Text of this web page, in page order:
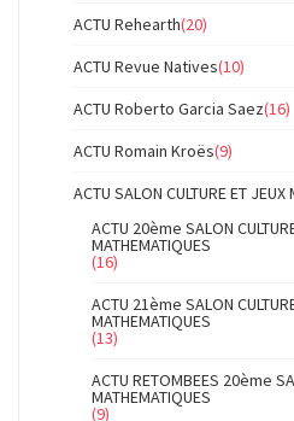
ACTU Rehearth(20)
ACTU Revue Natives(10)
ACTU Roberto Garcia Saez(16)
ACTU Romain Kroës(9)
ACTU SALON CULTURE ET JEUX
ACTU 20ème SALON
MATHEMATIQUES
(16)
ACTU 21ème SALON
MATHEMATIQUES
(13)
ACTU RETOMBEES 20ème
MATHEMATIQUES
(9)